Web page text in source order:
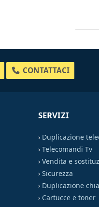
CONTATTACI
SERVIZI
› Duplicazione
›Telecomandi Tv
›Vendita e
›Sicurezza
› Duplicazione
› Cartucce e toner